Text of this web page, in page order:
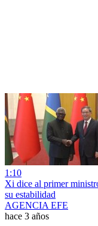
1:10
Xi dice al primer
su estabilidad
AGENCIA EFE
hace 3 años